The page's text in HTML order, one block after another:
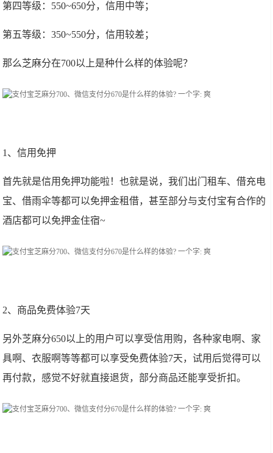
第四等级：550~650分，信用中等；
第五等级：350~550分，信用较差；
那么芝麻分在700以上是种什么样的体验呢？
1、信用免押
首先就是信用免押功能啦！也就是说，我们出门租车、借充电
宝、借雨伞等都可以免押金租借，甚至部分与支付宝有合作的
酒店都可以免押金住宿~
2、商品免费体验7天
另外芝麻分650以上的用户可以享受信用购，各种家电啊、家
具啊、衣服啊等等都可以享受免费体验7天，试用后觉得可以
再付款，感觉不好就直接退货，部分商品还能享受折扣。